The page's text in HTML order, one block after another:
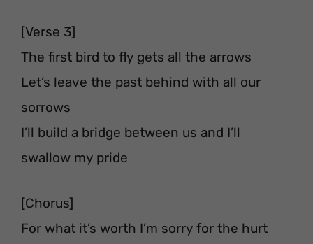
[Verse 3]
The first bird to fly gets all the arrows
Let’s leave the past behind with all our
sorrows
I’ll build a bridge between us and I’ll
swallow my pride
[Chorus]
For what it’s worth I’m sorry for the hurt